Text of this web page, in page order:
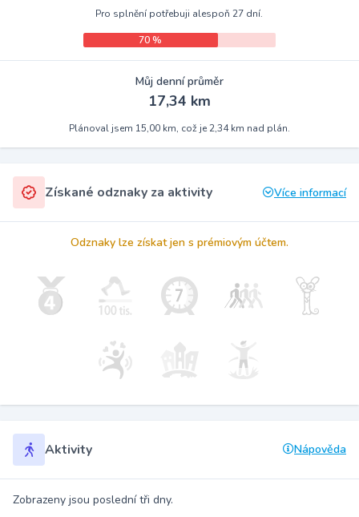
Pro splnění potřebuji alespoň 27 dní.
70 %
Můj denní průměr
17,34 km
Plánoval jsem 15,00 km, což je 2,34 km nad plán.
Získané odznaky za aktivity Více informací
Odznaky lze získat jen s prémiovým účtem.
Aktivity Nápověda
Zobrazeny jsou poslední tři dny.